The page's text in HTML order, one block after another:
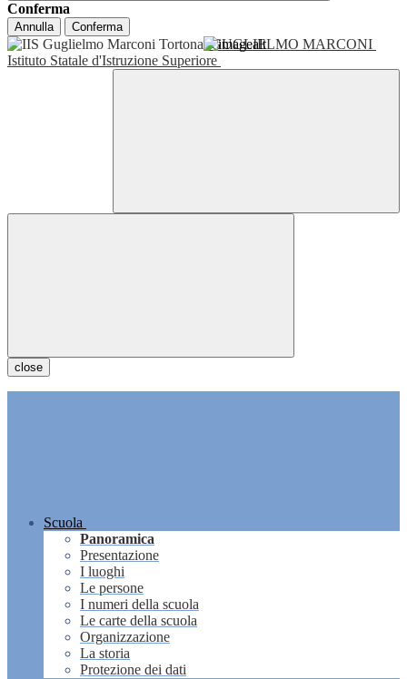
Conferma
Annulla Conferma
GUGLIELMO MARCONI
Istituto Statale d'Istruzione Superiore
close
Scuola
Panoramica
Presentazione
I luoghi
Le persone
I numeri della scuola
Le carte della scuola
Organizzazione
La storia
Protezione dei dati